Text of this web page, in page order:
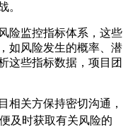
。
险监控指标体系，这些
如风险发生的概率、潜
这些指标数据，项目团
相关方保持密切沟通，
及时获取有关风险的